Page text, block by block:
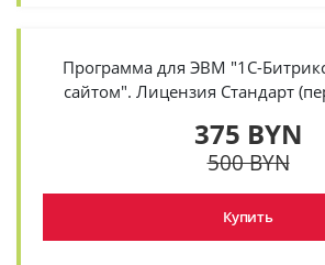
Программа для ЭВМ "1С-
сайтом". Лицензия Стандарт
375 BYN
500 BYN
Купить